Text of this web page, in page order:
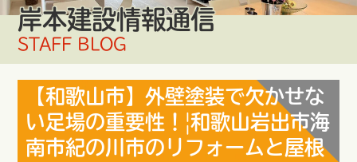
岸本建設情報通信
STAFF BLOG
【和歌山市】外壁塗装で欠かせな
い足場の重要性！|和歌山岩出市海
南市紀の川市のリフォームと屋根